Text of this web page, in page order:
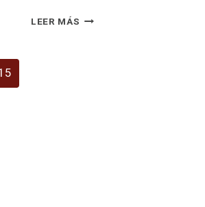
LEER MÁS RESTALIA